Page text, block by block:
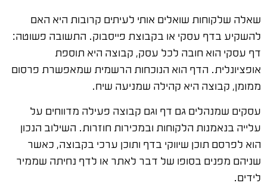
שאלה שלקוחות שואלים אותי לעיתים קרובות היא האם
להשקיע בדף עסקי או בקבוצת פייסבוק. התשובה פשוטה:
דף עסקי הוא חובה לכל עסק, קבוצה היא תוספת
אופציונלית. הדף הוא הנוכחות הרשמית שמאפשרת פרסום
ממומן, קבוצה היא קהילה שמניעה שיח.
עסקים שמנהלים גם דף וגם קבוצה פעילה מדווחים על
עלייה בנאמנות הלקוחות ובמכירות חוזרות. השילוב הנכון
הוא לפרסם תוכן שיווקי בדף ותוכן ערכי בקבוצה, כאשר
שניהם מפנים בסופו של דבר לאתר או לדף נחיתה שממיר
לידים.